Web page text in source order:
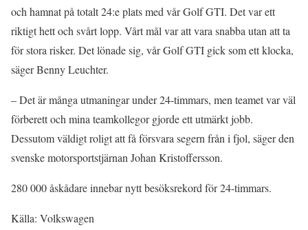
och hamnat på totalt 24:e plats med vår Golf GTI. Det var ett
riktigt hett och svårt lopp. Vårt mål var att vara snabba utan att ta
för stora risker. Det lönade sig, vår Golf GTI gick som ett klocka,
säger Benny Leuchter.
– Det är många utmaningar under 24-timmars, men teamet var väl
förberett och mina teamkollegor gjorde ett utmärkt jobb.
Dessutom väldigt roligt att få försvara segern från i fjol, säger den
svenske motorsportstjärnan Johan Kristoffersson.
280 000 åskådare innebar nytt besöksrekord för 24-timmars.
Källa: Volkswagen